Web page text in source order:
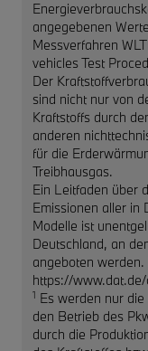
angegebenen
Messverfahren
vehicles Test
Der
sind nicht nur von
Kraftstoffs durch
anderen
für die
Treibhausgas.
Ein Leitfaden über
Emissionen aller in
Modelle ist
Deutschland, an
angeboten
https://
1 Es werden nur
den Betrieb des
durch die